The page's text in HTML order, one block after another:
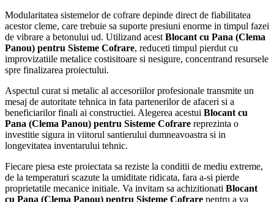
Modularitatea sistemelor de cofrare depinde direct de fiabilitatea
acestor cleme, care trebuie sa suporte presiuni enorme in timpul fazei
de vibrare a betonului ud. Utilizand acest Blocant cu Pana (Clema
Panou) pentru Sisteme Cofrare, reduceti timpul pierdut cu
improvizatiile metalice costisitoare si nesigure, concentrand resursele
spre finalizarea proiectului.
Aspectul curat si metalic al accesoriilor profesionale transmite un
mesaj de autoritate tehnica in fata partenerilor de afaceri si a
beneficiarilor finali ai constructiei. Alegerea acestui Blocant cu
Pana (Clema Panou) pentru Sisteme Cofrare reprezinta o
investitie sigura in viitorul santierului dumneavoastra si in
longevitatea inventarului tehnic.
Fiecare piesa este proiectata sa reziste la conditii de mediu extreme,
de la temperaturi scazute la umiditate ridicata, fara a-si pierde
proprietatile mecanice initiale. Va invitam sa achizitionati Blocant
cu Pana (Clema Panou) pentru Sisteme Cofrare pentru a va